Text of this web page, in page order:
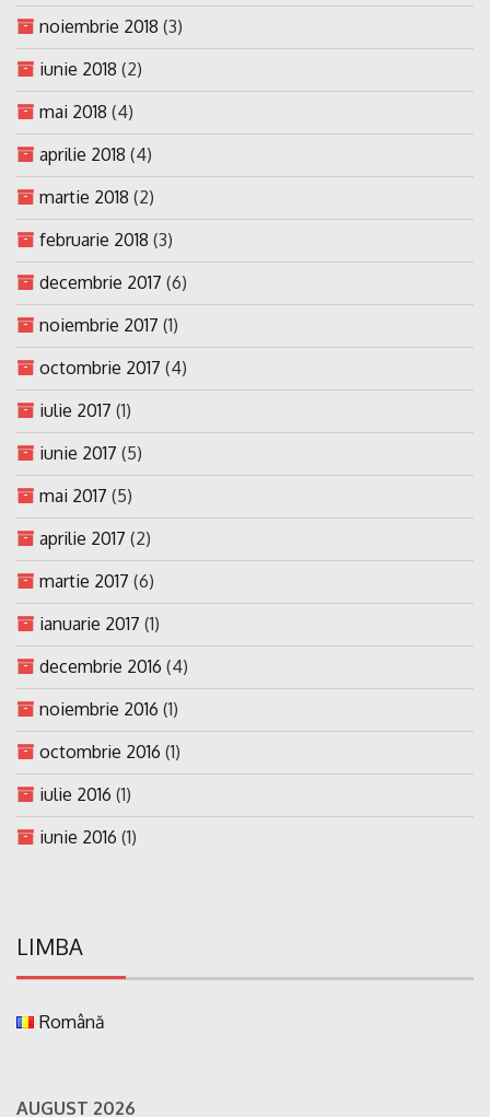
noiembrie 2018 (3)
iunie 2018 (2)
mai 2018 (4)
aprilie 2018 (4)
martie 2018 (2)
februarie 2018 (3)
decembrie 2017 (6)
noiembrie 2017 (1)
octombrie 2017 (4)
iulie 2017 (1)
iunie 2017 (5)
mai 2017 (5)
aprilie 2017 (2)
martie 2017 (6)
ianuarie 2017 (1)
decembrie 2016 (4)
noiembrie 2016 (1)
octombrie 2016 (1)
iulie 2016 (1)
iunie 2016 (1)
LIMBA
Română
AUGUST 2026